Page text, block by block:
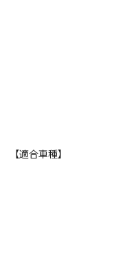
【適合車種】